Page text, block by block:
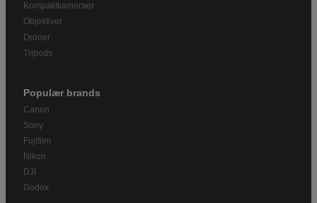
Kompaktkameraer
Objektiver
Droner
Tripods
Populær brands
Canon
Sony
Fujifilm
Nikon
DJI
Godox